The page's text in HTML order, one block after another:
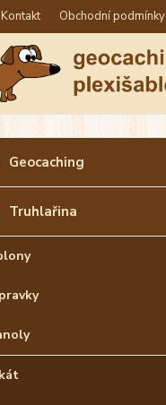
Obchodní podmínky
Geocaching
Truhlařina